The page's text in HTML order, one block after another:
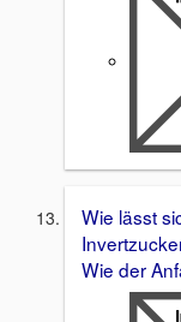
Wie lässt
Wie der